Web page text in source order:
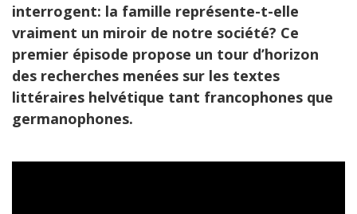
interrogent: la famille représente-t-elle
vraiment un miroir de notre société? Ce
premier épisode propose un tour d’horizon
des recherches menées sur les textes
littéraires helvétique tant francophones que
germanophones.